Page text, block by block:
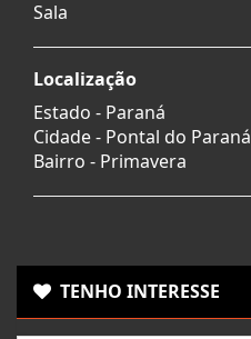
Sala
Localização
Estado - Paraná
Cidade - Pontal do Paraná
Bairro - Primavera
TENHO INTERESSE